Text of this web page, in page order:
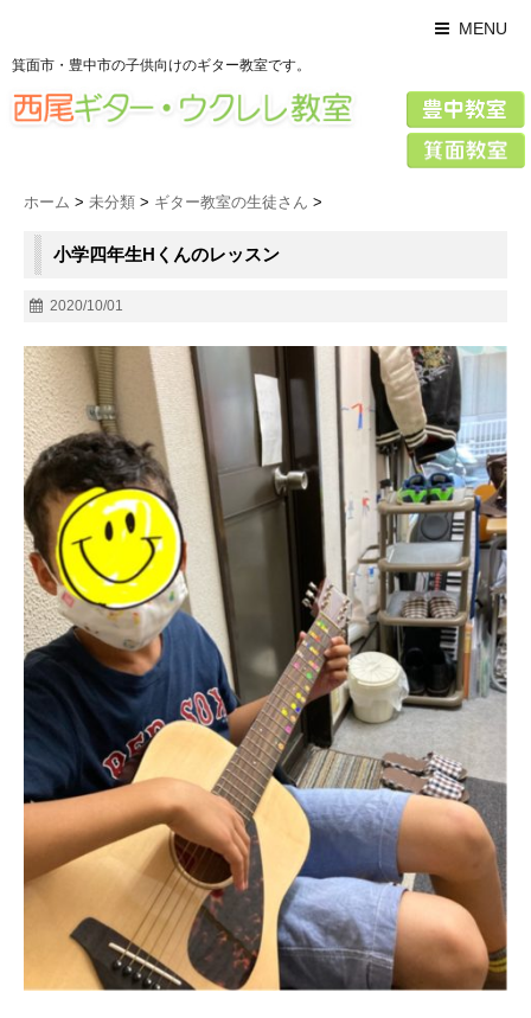
MENU
箕面市・豊中市の子供向けのギター教室です。
ホーム > 未分類 > ギター教室の生徒さん >
小学四年生Hくんのレッスン
2020/10/01